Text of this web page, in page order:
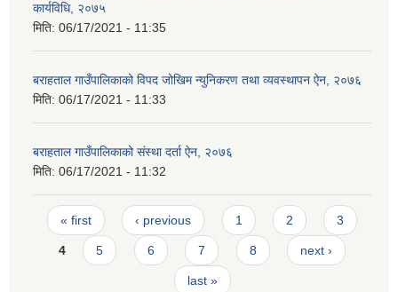
कार्यविधि, २०७५
मिति: 06/17/2021 - 11:35
बराहताल गाउँपालिकाको विपद जोखिम न्युनिकरण तथा व्यवस्थापन ऐन, २०७६
मिति: 06/17/2021 - 11:33
बराहताल गाउँपालिकाको संस्था दर्ता ऐन, २०७६
मिति: 06/17/2021 - 11:32
Pages
« first ‹ previous 1 2 3
4 5 6 7 8 next ›
last »